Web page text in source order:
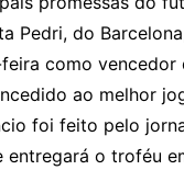
Pedri, do
como vencedor
ao melhor
foi feito pelo
entregará o troféu